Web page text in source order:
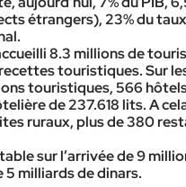
étrangers), 23% du
8.3 millions de
touristiques. Sur
touristiques, 566
de 237.618 lits. A
ruraux, plus de 380
sur l’arrivée de 9
milliards de dinars.